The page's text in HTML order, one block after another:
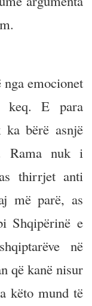
emocionet
E para
bërë asnjë
Rama nuk i
thirrjet anti
më parë, as
Shqipërinë e
në
që kanë nisur
këto mund të